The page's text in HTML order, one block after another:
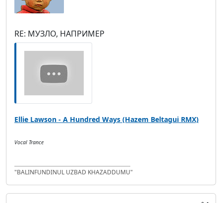
RE: МУЗЛО, НАПРИМЕР
Ellie Lawson - A Hundred Ways (Hazem Beltagui RMX)
Vocal Trance
"BALINFUNDINUL UZBAD KHAZADDUMU"